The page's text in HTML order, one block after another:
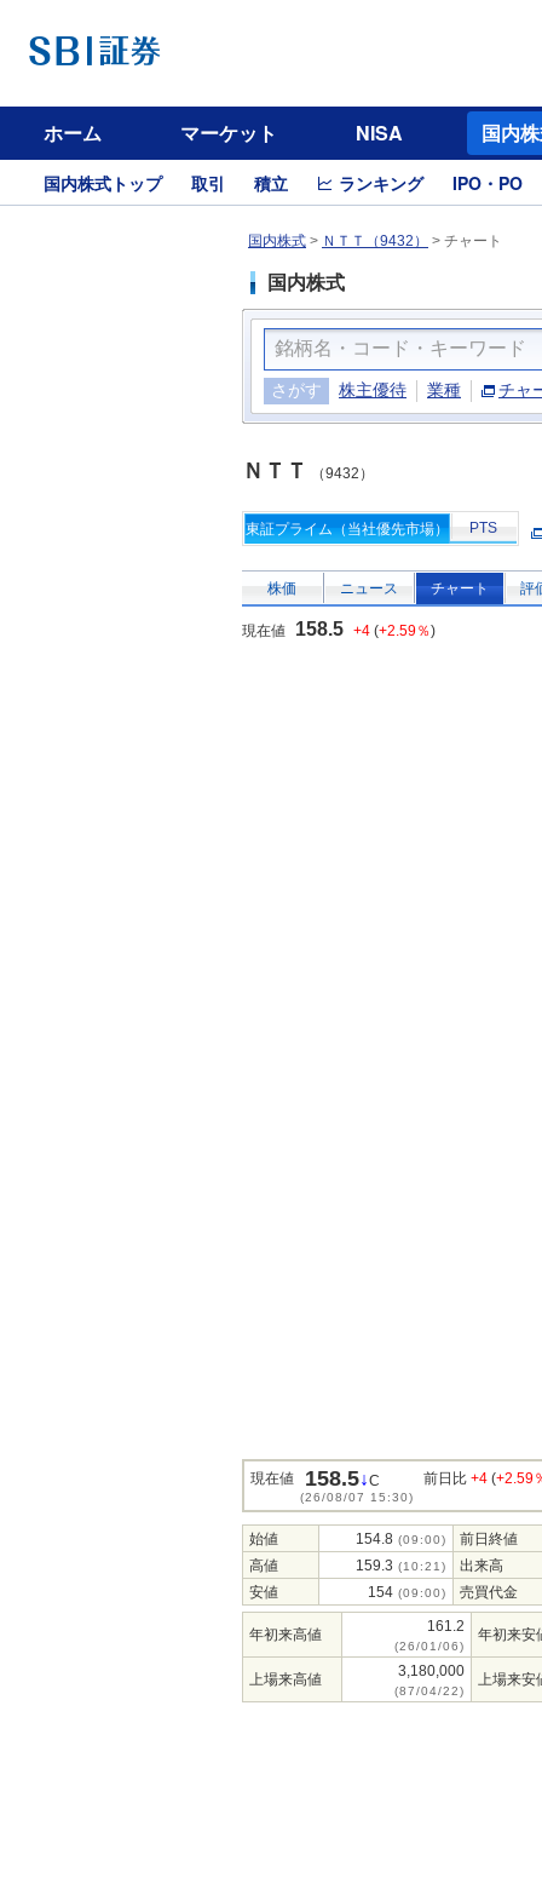
ホーム マーケット NISA 国内
国内株式トップ 取引 積立 ランキング IPO・PO
国内株式 > ＮＴＴ（9432） > チャート
国内株式
さがす 株主優待 業種 チャ
ＮＴＴ （9432）
東証プライム（当社優先市場） PTS
株価 ニュース チャート 評
現在値 158.5 +4 (+2.59％)
現在値 158.5↓C
(26/08/07 15:30)
前日比 +4 (+2.59
始値 154.8 (09:00)
前日終値
高値
159.3 (10:21)
出来高
安値
154 (09:00) 売買代金
年初来高値 161.2
(26/01/06)
年初来安
上場来高値 3,180,000
(87/04/22)
上場来安